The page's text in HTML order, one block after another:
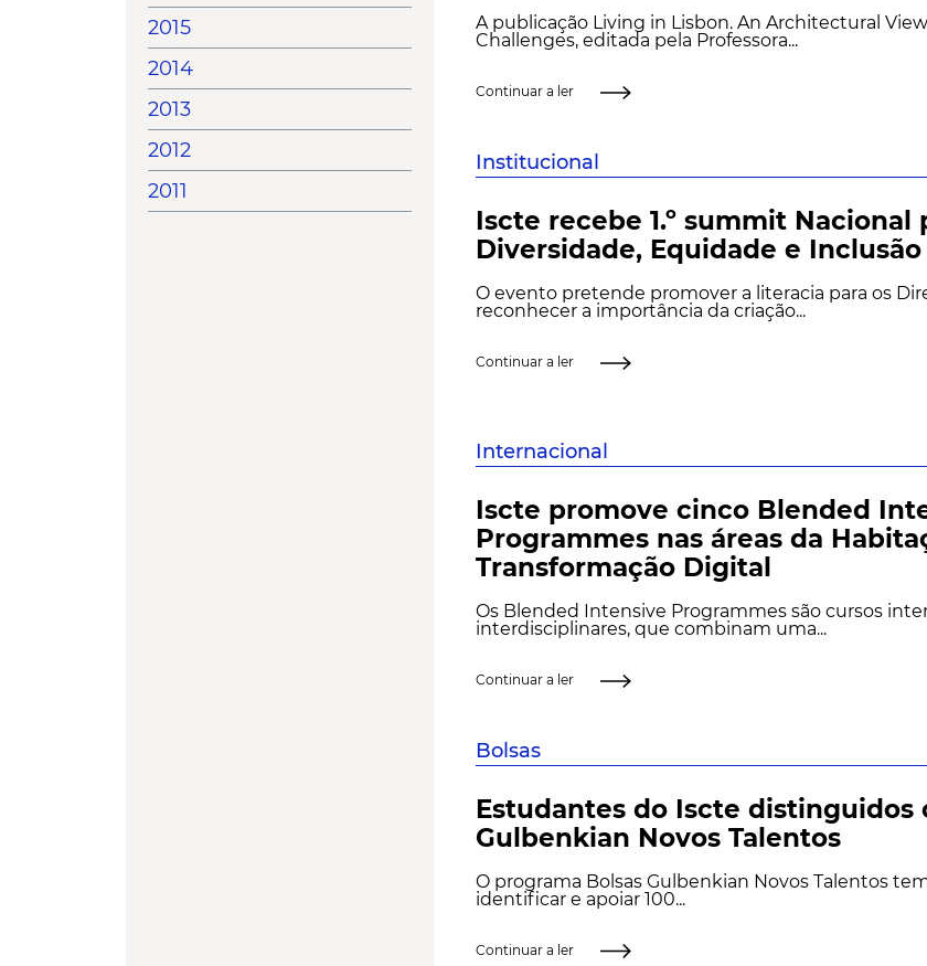
2015
2014
2013
2012
2011
A publicação Living in Lisbon. An Architectural
Challenges, editada pela Professora...
Continuar a ler
Institucional
Iscte recebe 1.º summit Nacional
Diversidade, Equidade e Inclusão
O evento pretende promover a literacia para os
reconhecer a importância da criação...
Continuar a ler
Internacional
Iscte promove cinco Blended
Programmes nas áreas da
Transformação Digital
Os Blended Intensive Programmes são cursos
interdisciplinares, que combinam uma...
Continuar a ler
Bolsas
Estudantes do Iscte distinguidos
Gulbenkian Novos Talentos
O programa Bolsas Gulbenkian Novos Talentos
identificar e apoiar 100...
Continuar a ler